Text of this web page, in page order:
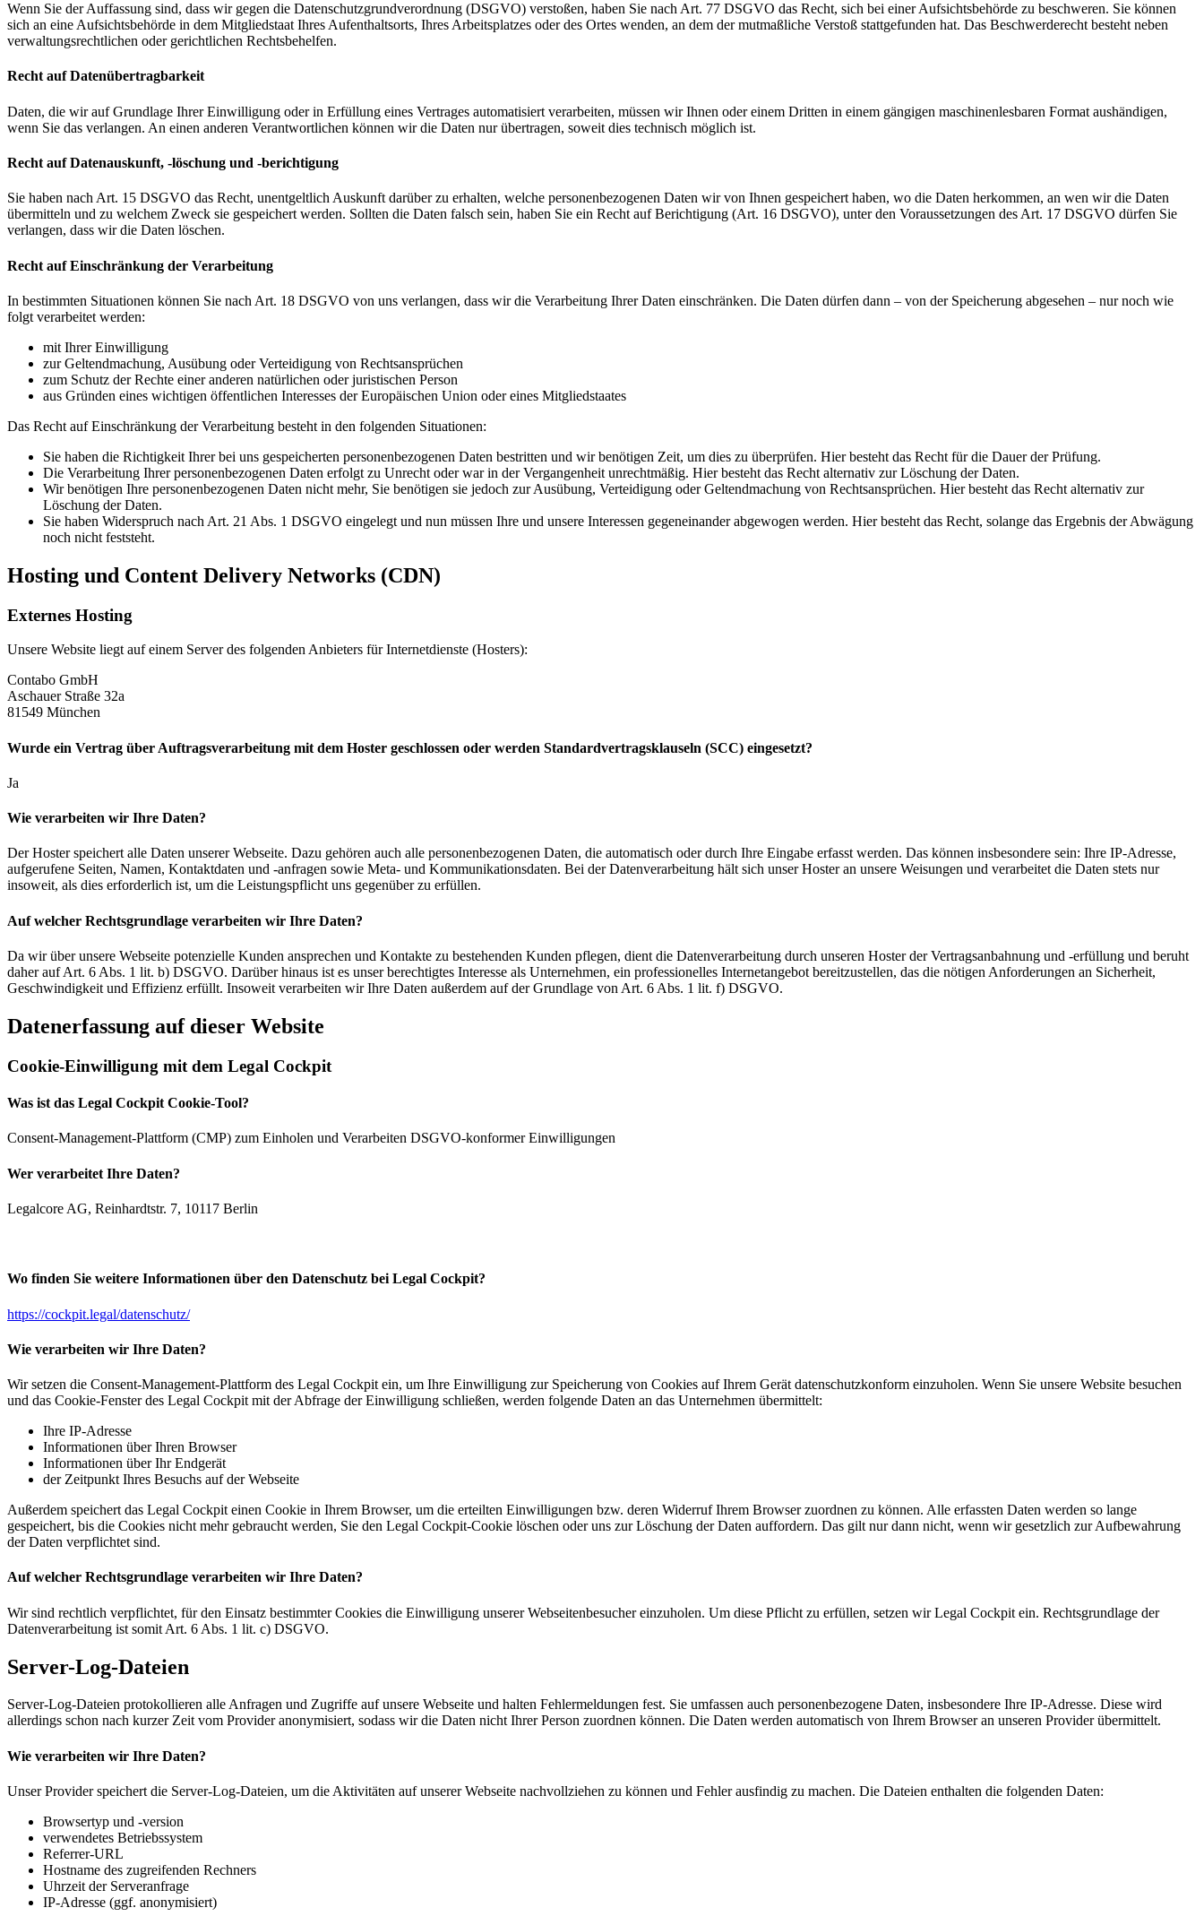
Wenn Sie der Auffassung sind, dass wir gegen die Datenschutzgrundverordnung (DSGVO) verstoßen, haben Sie nach Art. 77 DSGVO das Recht, sich bei einer Aufsichtsbehörde zu beschweren. Sie können
sich an eine Aufsichtsbehörde in dem Mitgliedstaat Ihres Aufenthaltsorts, Ihres Arbeitsplatzes oder des Ortes wenden, an dem der mutmaßliche Verstoß stattgefunden hat. Das Beschwerderecht besteht neben
verwaltungsrechtlichen oder gerichtlichen Rechtsbehelfen.
Recht auf Datenübertragbarkeit
Daten, die wir auf Grundlage Ihrer Einwilligung oder in Erfüllung eines Vertrages automatisiert verarbeiten, müssen wir Ihnen oder einem Dritten in einem gängigen maschinenlesbaren Format aushändigen,
wenn Sie das verlangen. An einen anderen Verantwortlichen können wir die Daten nur übertragen, soweit dies technisch möglich ist.
Recht auf Datenauskunft, -löschung und -berichtigung
Sie haben nach Art. 15 DSGVO das Recht, unentgeltlich Auskunft darüber zu erhalten, welche personenbezogenen Daten wir von Ihnen gespeichert haben, wo die Daten herkommen, an wen wir die Daten
übermitteln und zu welchem Zweck sie gespeichert werden. Sollten die Daten falsch sein, haben Sie ein Recht auf Berichtigung (Art. 16 DSGVO), unter den Voraussetzungen des Art. 17 DSGVO dürfen Sie
verlangen, dass wir die Daten löschen.
Recht auf Einschränkung der Verarbeitung
In bestimmten Situationen können Sie nach Art. 18 DSGVO von uns verlangen, dass wir die Verarbeitung Ihrer Daten einschränken. Die Daten dürfen dann – von der Speicherung abgesehen – nur noch wie
folgt verarbeitet werden:
mit Ihrer Einwilligung
zur Geltendmachung, Ausübung oder Verteidigung von Rechtsansprüchen
zum Schutz der Rechte einer anderen natürlichen oder juristischen Person
aus Gründen eines wichtigen öffentlichen Interesses der Europäischen Union oder eines Mitgliedstaates
Das Recht auf Einschränkung der Verarbeitung besteht in den folgenden Situationen:
Sie haben die Richtigkeit Ihrer bei uns gespeicherten personenbezogenen Daten bestritten und wir benötigen Zeit, um dies zu überprüfen. Hier besteht das Recht für die Dauer der Prüfung.
Die Verarbeitung Ihrer personenbezogenen Daten erfolgt zu Unrecht oder war in der Vergangenheit unrechtmäßig. Hier besteht das Recht alternativ zur Löschung der Daten.
Wir benötigen Ihre personenbezogenen Daten nicht mehr, Sie benötigen sie jedoch zur Ausübung, Verteidigung oder Geltendmachung von Rechtsansprüchen. Hier besteht das Recht alternativ zur
Löschung der Daten.
Sie haben Widerspruch nach Art. 21 Abs. 1 DSGVO eingelegt und nun müssen Ihre und unsere Interessen gegeneinander abgewogen werden. Hier besteht das Recht, solange das Ergebnis der Abwägung
noch nicht feststeht.
Hosting und Content Delivery Networks (CDN)
Externes Hosting
Unsere Website liegt auf einem Server des folgenden Anbieters für Internetdienste (Hosters):
Contabo GmbH
Aschauer Straße 32a
81549 München
Wurde ein Vertrag über Auftragsverarbeitung mit dem Hoster geschlossen oder werden Standardvertragsklauseln (SCC) eingesetzt?
Ja
Wie verarbeiten wir Ihre Daten?
Der Hoster speichert alle Daten unserer Webseite. Dazu gehören auch alle personenbezogenen Daten, die automatisch oder durch Ihre Eingabe erfasst werden. Das können insbesondere sein: Ihre IP-Adresse,
aufgerufene Seiten, Namen, Kontaktdaten und -anfragen sowie Meta- und Kommunikationsdaten. Bei der Datenverarbeitung hält sich unser Hoster an unsere Weisungen und verarbeitet die Daten stets nur
insoweit, als dies erforderlich ist, um die Leistungspflicht uns gegenüber zu erfüllen.
Auf welcher Rechtsgrundlage verarbeiten wir Ihre Daten?
Da wir über unsere Webseite potenzielle Kunden ansprechen und Kontakte zu bestehenden Kunden pflegen, dient die Datenverarbeitung durch unseren Hoster der Vertragsanbahnung und -erfüllung und beruht
daher auf Art. 6 Abs. 1 lit. b) DSGVO. Darüber hinaus ist es unser berechtigtes Interesse als Unternehmen, ein professionelles Internetangebot bereitzustellen, das die nötigen Anforderungen an Sicherheit,
Geschwindigkeit und Effizienz erfüllt. Insoweit verarbeiten wir Ihre Daten außerdem auf der Grundlage von Art. 6 Abs. 1 lit. f) DSGVO.
Datenerfassung auf dieser Website
Cookie-Einwilligung mit dem Legal Cockpit
Was ist das Legal Cockpit Cookie-Tool?
Consent-Management-Plattform (CMP) zum Einholen und Verarbeiten DSGVO-konformer Einwilligungen
Wer verarbeitet Ihre Daten?
Legalcore AG, Reinhardtstr. 7, 10117 Berlin
Wo finden Sie weitere Informationen über den Datenschutz bei Legal Cockpit?
https://cockpit.legal/datenschutz/
Wie verarbeiten wir Ihre Daten?
Wir setzen die Consent-Management-Plattform des Legal Cockpit ein, um Ihre Einwilligung zur Speicherung von Cookies auf Ihrem Gerät datenschutzkonform einzuholen. Wenn Sie unsere Website besuchen
und das Cookie-Fenster des Legal Cockpit mit der Abfrage der Einwilligung schließen, werden folgende Daten an das Unternehmen übermittelt:
Ihre IP-Adresse
Informationen über Ihren Browser
Informationen über Ihr Endgerät
der Zeitpunkt Ihres Besuchs auf der Webseite
Außerdem speichert das Legal Cockpit einen Cookie in Ihrem Browser, um die erteilten Einwilligungen bzw. deren Widerruf Ihrem Browser zuordnen zu können. Alle erfassten Daten werden so lange
gespeichert, bis die Cookies nicht mehr gebraucht werden, Sie den Legal Cockpit-Cookie löschen oder uns zur Löschung der Daten auffordern. Das gilt nur dann nicht, wenn wir gesetzlich zur Aufbewahrung
der Daten verpflichtet sind.
Auf welcher Rechtsgrundlage verarbeiten wir Ihre Daten?
Wir sind rechtlich verpflichtet, für den Einsatz bestimmter Cookies die Einwilligung unserer Webseitenbesucher einzuholen. Um diese Pflicht zu erfüllen, setzen wir Legal Cockpit ein. Rechtsgrundlage der
Datenverarbeitung ist somit Art. 6 Abs. 1 lit. c) DSGVO.
Server-Log-Dateien
Server-Log-Dateien protokollieren alle Anfragen und Zugriffe auf unsere Webseite und halten Fehlermeldungen fest. Sie umfassen auch personenbezogene Daten, insbesondere Ihre IP-Adresse. Diese wird
allerdings schon nach kurzer Zeit vom Provider anonymisiert, sodass wir die Daten nicht Ihrer Person zuordnen können. Die Daten werden automatisch von Ihrem Browser an unseren Provider übermittelt.
Wie verarbeiten wir Ihre Daten?
Unser Provider speichert die Server-Log-Dateien, um die Aktivitäten auf unserer Webseite nachvollziehen zu können und Fehler ausfindig zu machen. Die Dateien enthalten die folgenden Daten:
Browsertyp und -version
verwendetes Betriebssystem
Referrer-URL
Hostname des zugreifenden Rechners
Uhrzeit der Serveranfrage
IP-Adresse (ggf. anonymisiert)